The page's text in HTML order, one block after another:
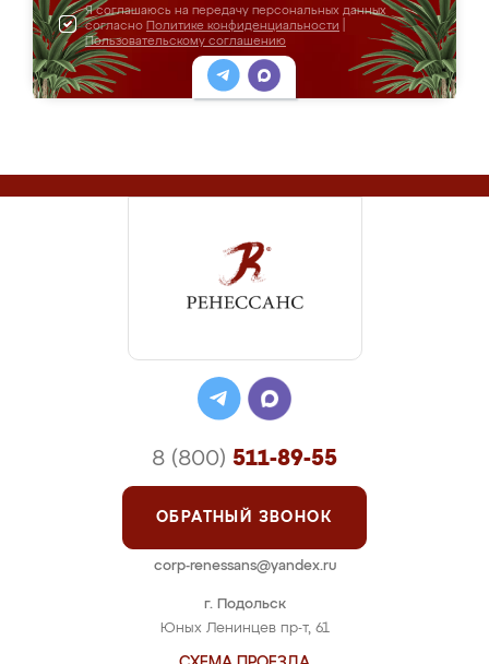
Я соглашаюсь на передачу персональных данных
согласно Политике конфиденциальности
Пользовательскому соглашению
г. Подольск
Юных Ленинцев пр-т, 61
8 (800) 511-89-55
ОБРАТНЫЙ ЗВОНОК
corp-renessans@yandex.ru